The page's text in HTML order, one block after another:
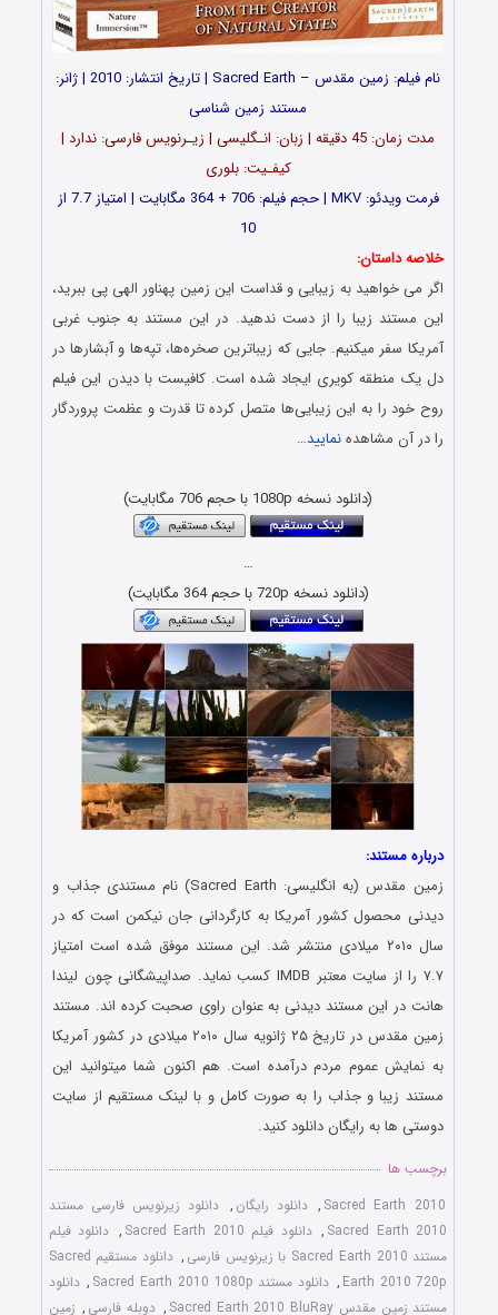
نام فیلم: زمین مقدس – Sacred Earth | تاریخ انتشار: 2010 | ژانر:
مستند زمین شناسی
مدت زمان: 45 دقیقه | زبان: انـگلیسی | زیـرنویس فارسی: ندارد |
کیفـیت: بلوری
فرمت ویدئو: MKV | حجم فیلم: 706 + 364 مگابایت | امتیاز 7.7 از
10
خلاصه داستان:
اگر می خواهید به زیبایی و قداست این زمین پهناور الهی پی ببرید،
این مستند زیبا را از دست ندهید. در این مستند به جنوب غربی
آمریکا سفر میکنیم. جایی که زیباترین صخره‌ها، تپه‌ها و آبشارها در
دل یک منطقه کویری ایجاد شده است. کافیست با دیدن این فیلم
روح خود را به این زیبایی‌ها متصل کرده تا قدرت و عظمت پروردگار
را در آن مشاهدهنمایید…
(دانلود نسخه 1080p با حجم 706 مگابایت)
…
(دانلود نسخه 720p با حجم 364 مگابایت)
درباره مستند:
زمین مقدس (به انگلیسی: Sacred Earth) نام مستندی جذاب و
دیدنی محصول کشور آمریکا به کارگردانی جان نیکمن است که در
سال ۲۰۱۰ میلادی منتشر شد. این مستند موفق شده است امتیاز
۷.۷ را از سایت معتبر IMDB کسب نماید. صداپیشگانی چون لیندا
هانت در این مستند دیدنی به عنوان راوی صحبت کرده اند. مستند
زمین مقدس در تاریخ ۲۵ ژانویه سال ۲۰۱۰ میلادی در کشور آمریکا
به نمایش عموم مردم درآمده است. هم اکنون شما میتوانید این
مستند زیبا و جذاب را به صورت کامل و با لینک مستقیم از سایت
دوستی ها به رایگان دانلود کنید.
برچسب ها
Sacred Earth 2010
, دانلود رایگان , دانلود زیرنویس فارسی مستند
Sacred Earth 2010
, دانلود فیلم Sacred Earth 2010 , دانلود فیلم
مستند Sacred Earth 2010 با زیرنویس فارسی
,
دانلود مستقیم Sacred
Earth 2010 720p
, دانلود مستند Sacred Earth 2010 1080p , دانلود
مستند زمین مقدس Sacred Earth 2010 BluRay
, دوبله فارسی , زمین